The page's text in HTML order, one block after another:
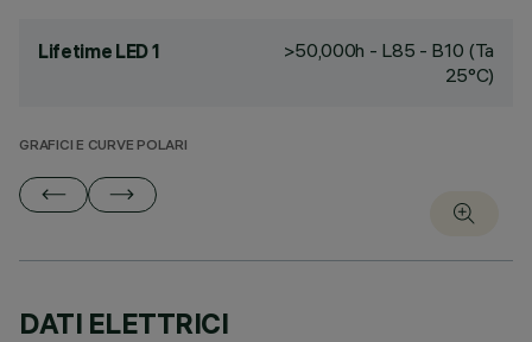
Lifetime LED 1
>50,000h - L85 - B10 (Ta
25°C)
GRAFICI E CURVE POLARI
DATI ELETTRICI